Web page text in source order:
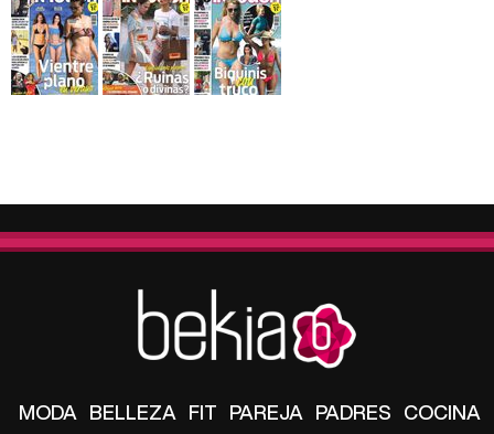
MODA BELLEZA FIT PAREJA PADRES COCINA